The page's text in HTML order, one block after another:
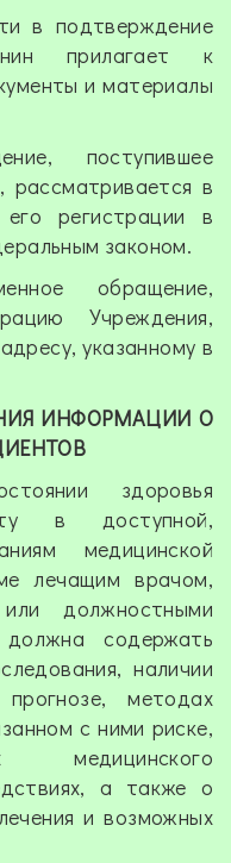
в подтверждение
прилагает к
и материалы
поступившее
рассматривается в
регистрации в
законом.
обращение,
Учреждения,
указанному в
ИНФОРМАЦИИ О
здоровья
в доступной,
медицинской
лечащим врачом,
должностными
содержать
наличии
методах
с ними риске,
медицинского
а также о
и возможных